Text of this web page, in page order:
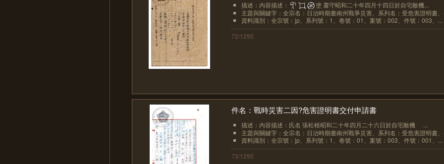
描述：內容描述：
塗 蕭守昭和二十年四月十四日於自宅敵機...
主題與關鍵字：全宗名：日治時期臺南州戰爭災害、系列名：受危害證明書
資料識別：全宗號：jp、系列號：1、卷號：01、案號：002、件號：003、...
72/1295
件名：戰時災害二因?危害證明書交付申請書
描述：內容描述：氏名 張松根昭和二十年四月二十六日於自宅敵機
...
主題與關鍵字：全宗名：日治時期臺南州戰爭災害、系列名：受危害證明書
資料識別：全宗號：jp、系列號：1、卷號：01、案號：003、件號：001、...
73/1295